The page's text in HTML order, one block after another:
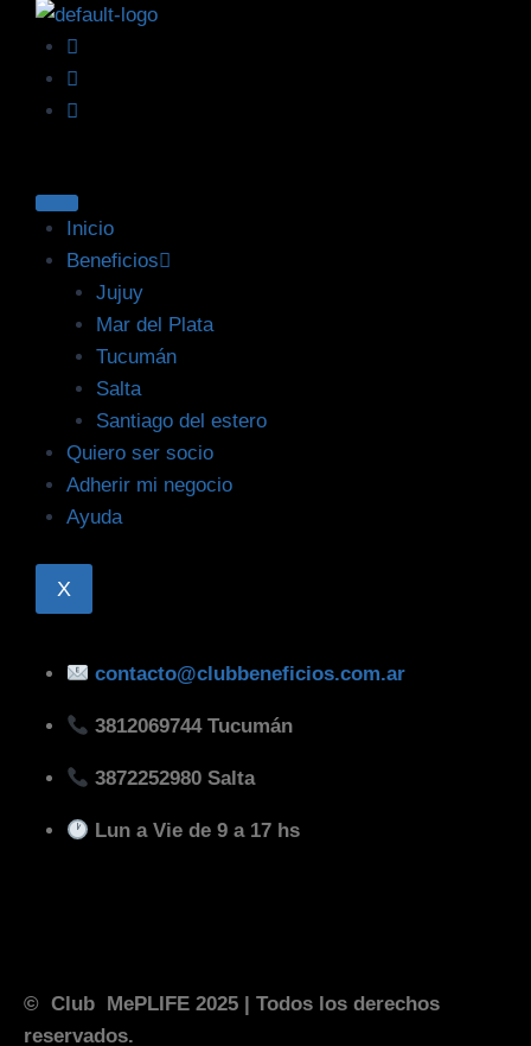
Inicio
Beneficios
Jujuy
Mar del Plata
Tucumán
Salta
Santiago del estero
Quiero ser socio
Adherir mi negocio
Ayuda
X
contacto@clubbeneficios.com.ar
3812069744 Tucumán
3872252980 Salta
Lun a Vie de 9 a 17 hs
© Club MePLIFE 2025
| Todos los derechos
reservados.